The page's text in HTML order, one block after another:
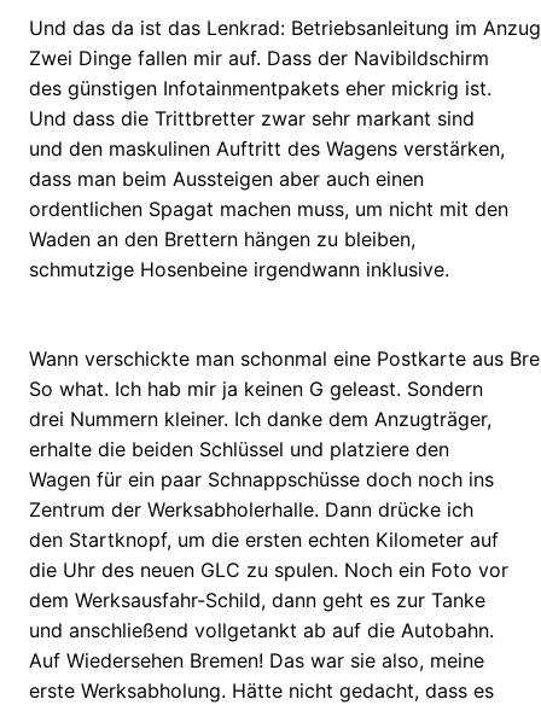
Und das da ist das Lenkrad: Betriebsanleitung im
Zwei Dinge fallen mir auf. Dass der Navibildschirm
des günstigen Infotainmentpakets eher mickrig ist.
Und dass die Trittbretter zwar sehr markant sind
und den maskulinen Auftritt des Wagens verstärken,
dass man beim Aussteigen aber auch einen
ordentlichen Spagat machen muss, um nicht mit den
Waden an den Brettern hängen zu bleiben,
schmutzige Hosenbeine irgendwann inklusive.
Wann verschickte man schonmal eine Postkarte aus
So what. Ich hab mir ja keinen G geleast. Sondern
drei Nummern kleiner. Ich danke dem Anzugträger,
erhalte die beiden Schlüssel und platziere den
Wagen für ein paar Schnappschüsse doch noch ins
Zentrum der Werksabholerhalle. Dann drücke ich
den Startknopf, um die ersten echten Kilometer auf
die Uhr des neuen GLC zu spulen. Noch ein Foto vor
dem Werksausfahr-Schild, dann geht es zur Tanke
und anschließend vollgetankt ab auf die Autobahn.
Auf Wiedersehen Bremen! Das war sie also, meine
erste Werksabholung. Hätte nicht gedacht, dass es